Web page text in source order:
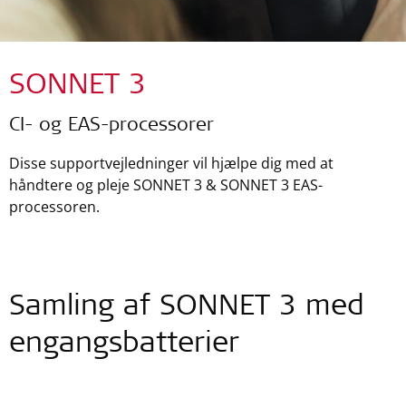
SONNET 3
CI- og EAS-processorer
Disse supportvejledninger vil hjælpe dig med at
håndtere og pleje SONNET 3 & SONNET 3 EAS-
processoren.
Samling af SONNET 3 med
engangsbatterier